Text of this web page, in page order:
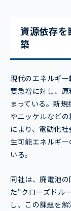
資源依存を
築
現代のエネルギ
要急増に対し、
まっている。新
やニッケルなど
により、電動化
生可能エネルギ
いる。
同社は、廃電池
た“クローズドル
し、この課題を